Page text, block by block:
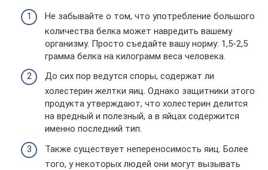
Не забывайте о том, что употребление большого
количества белка может навредить вашему
организму. Просто съедайте вашу норму: 1,5-2,5
грамма белка на килограмм веса человека.
До сих пор ведутся споры, содержат ли
холестерин желтки яиц. Однако защитники этого
продукта утверждают, что холестерин делится
на вредный и полезный, а в яйцах содержится
именно последний тип.
Также существует непереносимость яиц. Более
того, у некоторых людей они могут вызывать